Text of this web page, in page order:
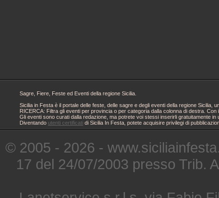
Sagre, Fiere, Feste ed Eventi della regione Sicilia.
Sicilia in Festa è il portale delle feste, delle sagre e degli eventi della regione
RICERCA: Filtra gli eventi per provincia o per categoria dalla colonna di destra.
Gli eventi sono curati dalla redazione, ma potrete voi stessi inserirli gratuitamente
Diventando utenti certificati di Sicilia In Festa, potete acquisire privilegi di
© 2005 - 2026 -
17 del 24/07/2003 presso Trib.